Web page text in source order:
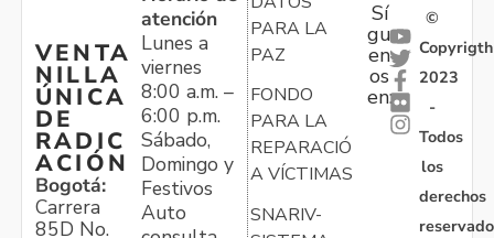
VENTA
NILLA
ÚNICA
DE
RADIC
ACIÓN
Bogotá:
Carrera
85D No.
atención
Lunes a
viernes
8:00 a.m. –
6:00 p.m.
Sábado,
Domingo y
Festivos
Auto
PARA LA
PAZ
FONDO
PARA LA
REPARACIÓN
A VÍCTIMAS
SNARIV-
Sí
gu
en
os
en:
©
Copyrigth
2023
-
Todos
los
derechos